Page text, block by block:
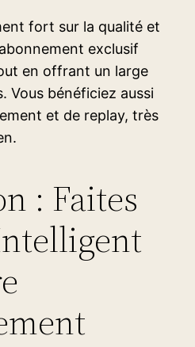
fort sur la qualité et
exclusif
en offrant un large
Vous bénéficiez aussi
et de replay, très
: Faites